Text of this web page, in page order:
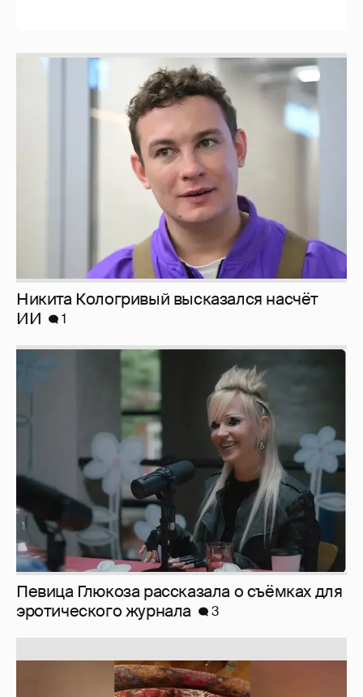
Никита Кологривый высказался насчёт
ИИ
1
Певица Глюкоза рассказала о съёмках для
эротического журнала
3